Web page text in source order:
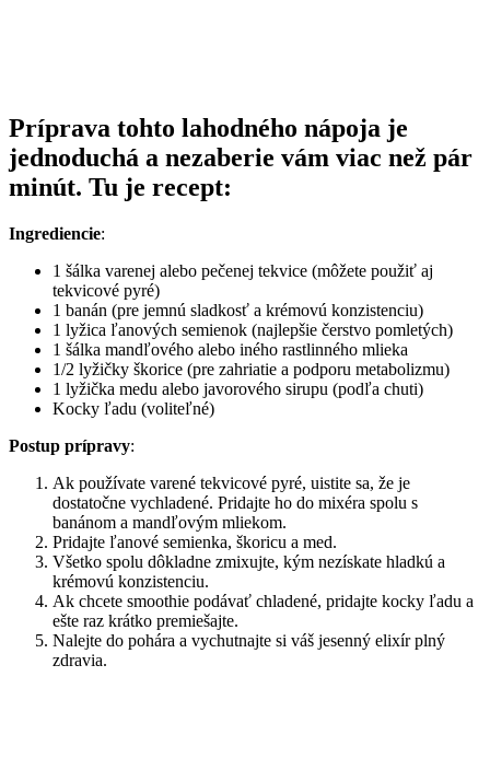
Príprava tohto lahodného nápoja je
jednoduchá a nezaberie vám viac než pár
minút. Tu je recept:
Ingrediencie:
1 šálka varenej alebo pečenej tekvice (môžete použiť aj
tekvicové pyré)
1 banán (pre jemnú sladkosť a krémovú konzistenciu)
1 lyžica ľanových semienok (najlepšie čerstvo pomletých)
1 šálka mandľového alebo iného rastlinného mlieka
1/2 lyžičky škorice (pre zahriatie a podporu metabolizmu)
1 lyžička medu alebo javorového sirupu (podľa chuti)
Kocky ľadu (voliteľné)
Postup prípravy:
Ak používate varené tekvicové pyré, uistite sa, že je
dostatočne vychladené. Pridajte ho do mixéra spolu s
banánom a mandľovým mliekom.
Pridajte ľanové semienka, škoricu a med.
Všetko spolu dôkladne zmixujte, kým nezískate hladkú a
krémovú konzistenciu.
Ak chcete smoothie podávať chladené, pridajte kocky ľadu a
ešte raz krátko premiešajte.
Nalejte do pohára a vychutnajte si váš jesenný elixír plný
zdravia.